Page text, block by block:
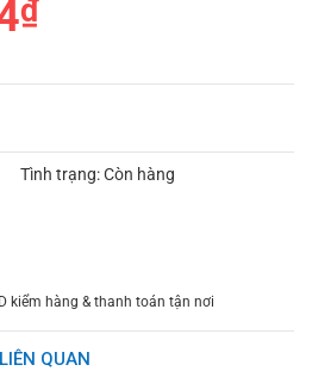
₫
Tình trạng:Còn hàng
kiểm hàng & thanh toán tận nơi
QUAN